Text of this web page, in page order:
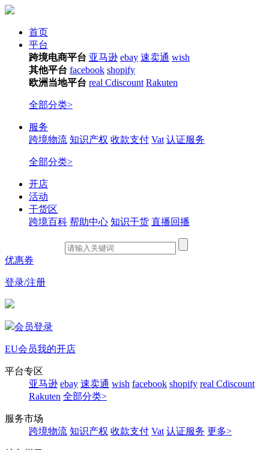
首页
平台
跨境电商平台 亚马逊 ebay 速卖通 wish
其他平台 facebook shopify
欧洲当地平台 real Cdiscount Rakuten
全部分类>
服务
跨境物流 知识产权 收款支付 Vat 认证服务
全部分类>
开店
活动
干货区
跨境百科 帮助中心 知识干货 直播回播
优惠券
登录/注册
会员登录
EU会员我的开店
平台专区
亚马逊 ebay 速卖通 wish facebook shopify real Cdiscount
Rakuten 全部分类>
服务市场
跨境物流 知识产权 收款支付 Vat 认证服务 更多>